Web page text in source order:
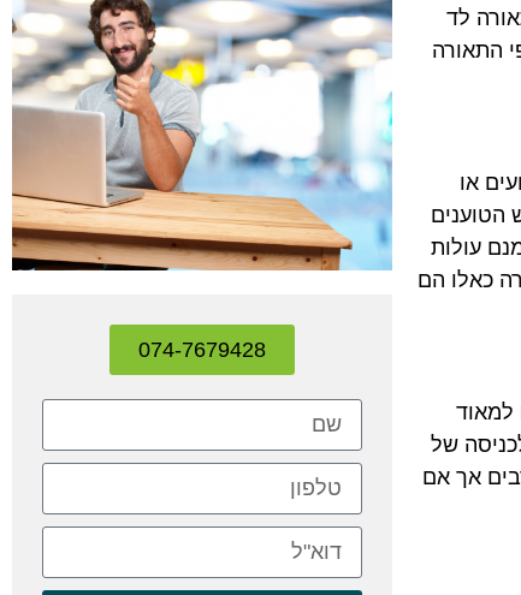
לד
התאורה
או
50% מצריכת החשמל, ויש הטוענים
עולות
כאלו הם
למאוד
של
אך אם
074-7679428